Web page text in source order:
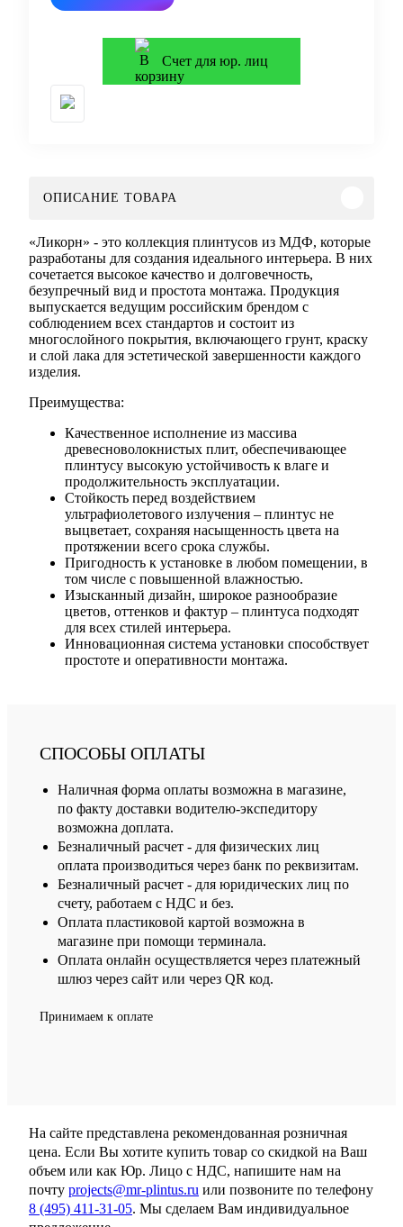
Счет для юр. лиц
ОПИСАНИЕ ТОВАРА
«Ликорн» - это коллекция плинтусов из МДФ, которые
разработаны для создания идеального интерьера. В них
сочетается высокое качество и долговечность,
безупречный вид и простота монтажа. Продукция
выпускается ведущим российским брендом с
соблюдением всех стандартов и состоит из
многослойного покрытия, включающего грунт, краску
и слой лака для эстетической завершенности каждого
изделия.
Преимущества:
Качественное исполнение из массива
древесноволокнистых плит, обеспечивающее
плинтусу высокую устойчивость к влаге и
продолжительность эксплуатации.
Стойкость перед воздействием
ультрафиолетового излучения – плинтус не
выцветает, сохраняя насыщенность цвета на
протяжении всего срока службы.
Пригодность к установке в любом помещении, в
том числе с повышенной влажностью.
Изысканный дизайн, широкое разнообразие
цветов, оттенков и фактур – плинтуса подходят
для всех стилей интерьера.
Инновационная система установки способствует
простоте и оперативности монтажа.
СПОСОБЫ ОПЛАТЫ
Наличная форма оплаты возможна в магазине,
по факту доставки водителю-экспедитору
возможна доплата.
Безналичный расчет - для физических лиц
оплата производиться через банк по реквизитам.
Безналичный расчет - для юридических лиц по
счету, работаем с НДС и без.
Оплата пластиковой картой возможна в
магазине при помощи терминала.
Оплата онлайн осуществляется через платежный
шлюз через сайт или через QR код.
Принимаем к оплате
На сайте представлена рекомендованная розничная
цена. Если Вы хотите купить товар со скидкой на Ваш
объем или как Юр. Лицо с НДС, напишите нам на
почту projects@mr-plintus.ru или позвоните по телефону
8 (495) 411-31-05. Мы сделаем Вам индивидуальное